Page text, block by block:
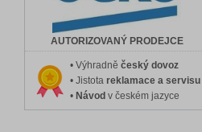
AUTORIZOVANÝ PRODEJCE
• Výhradně český dovoz
• Jistota reklamace a servisu
• Návod v českém jazyce